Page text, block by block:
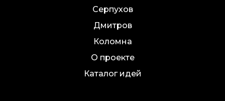
Серпухов
Дмитров
Коломна
О проекте
Каталог идей